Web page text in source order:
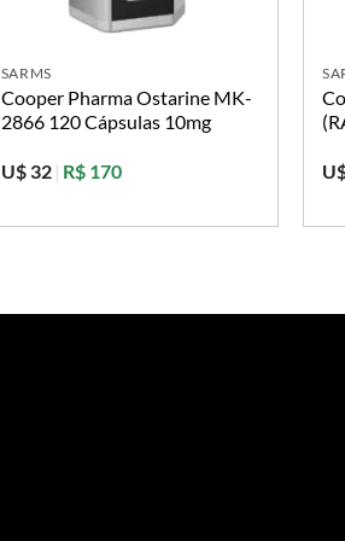
SARMS
Cooper Pharma Ostarine MK-
2866 120 Cápsulas 10mg
U$ 32 | R$ 170